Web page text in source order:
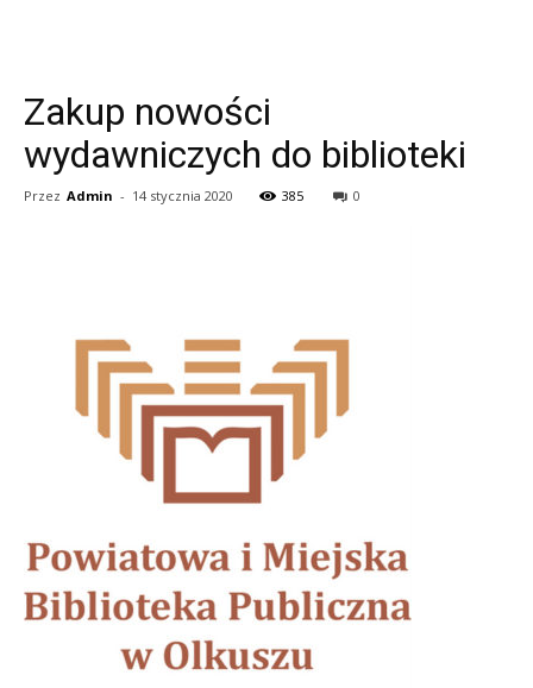
Zakup nowości
wydawniczych do biblioteki
Przez Admin - 14 stycznia 2020 385 0